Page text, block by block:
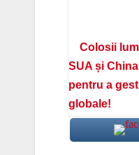
Colosii
SUA și
pentru a
globale!